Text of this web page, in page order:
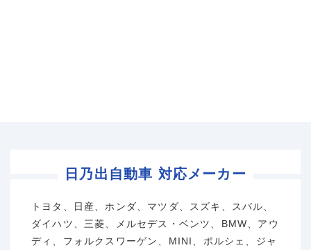
日乃出自動車 対応メーカー
トヨタ、日産、ホンダ、マツダ、スズキ、スバル、
ダイハツ、三菱、メルセデス・ベンツ、BMW、アウ
ディ、フォルクスワーゲン、MINI、ポルシェ、ジャ